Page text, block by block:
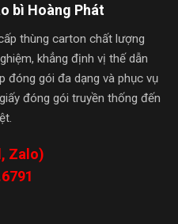
bì Hoàng Phát
thùng carton chất lượng
khẳng định vị thế dẫn
đóng gói đa dạng và phục vụ
đóng gói truyền thống đến
Zalo)